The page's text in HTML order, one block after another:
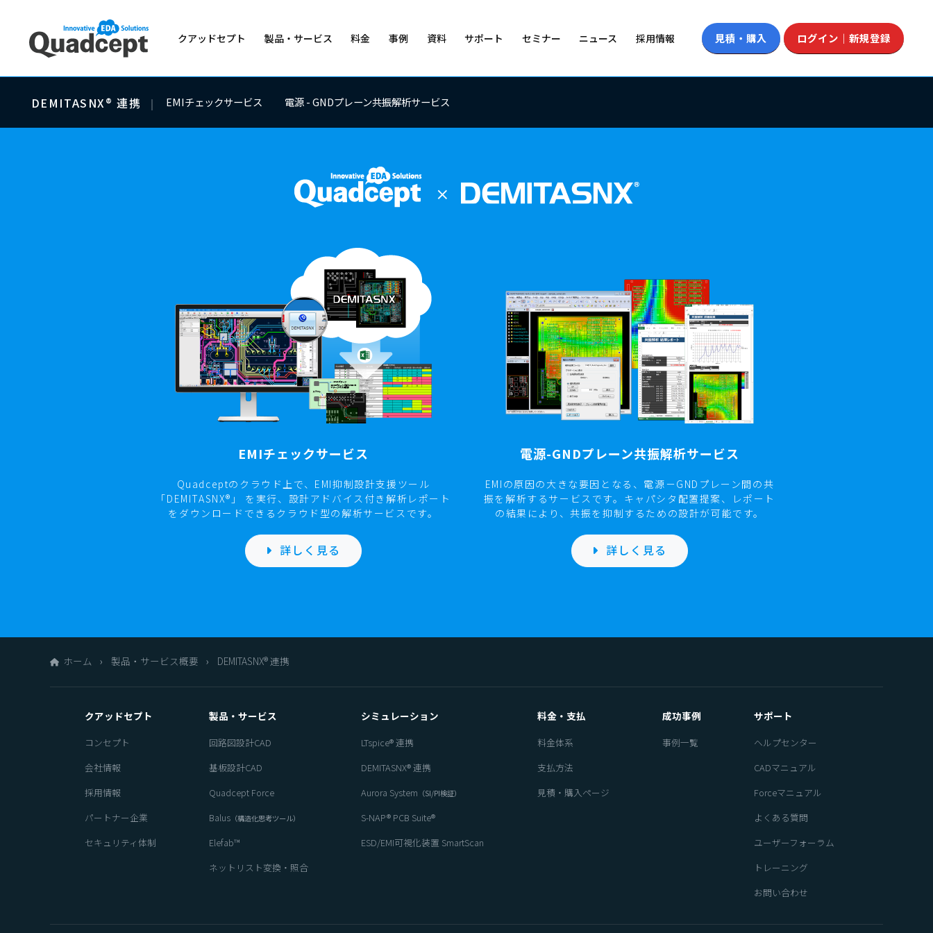
クアッドセプト
Company
クラウド電子CAD「Quadcept」 の開発企業情報
コンセプト 会社概要 採用情報 パートナー 紹介キャンペーン
製品・サービス
[ 電子CADソフト ]
Quadcept Force（ 部品・部品表・設計図面をクラウドで一元管理 ） Balus：構造化思考へのコラボレーションツール
Elefab™（設計・製造・実装）
ネットリストの変換・照合
[ シミュレーションサービス / 測定機 ]
LTspice®連携
Aurora System（SI/PI検証）
S-NAP® PCB Suite®
ESD/EMI可視化装置 SmartScan
料金
Price
CADのライセンスの価格表・割引制度、およびお支払い方法
料金体系 購入・支払方法 トレーニング 各種支援サービス
事例 資料 サポート
ヘルプセンター
CADマニュアル
セミナー ニュース 採用情報 見積・購入 ログイン｜新規登録
DEMITASNX® 連携 EMIチェックサービス 電源 - GNDプレーン共振解析サービス
EMIチェックサービス
Quadceptのクラウド上で、EMI抑制設計支援ツール
「DEMITASNX®」 を実行、設計アドバイス付き解析レポート
をダウンロードできるクラウド型の解析サービスです。
詳しく見る
電源-GNDプレーン共振解析サービス
EMIの原因の大きな要因となる、電源－GNDプレーン間の共
振を解析するサービスです。キャパシタ配置提案、レポート
の結果により、共振を抑制するための設計が可能です。
詳しく見る
ホーム 製品・サービス概要 DEMITASNX® 連携
クアッドセプト
コンセプト
会社情報
採用情報
パートナー企業
セキュリティ体制
製品・サービス
回路図設計CAD
基板設計CAD
Quadcept Force
Balus （構造化思考ツール）
Elefab™
ネットリスト変換・照合
シミュレーション
LTspice® 連携
DEMITASNX® 連携
Aurora System （SI/PI検証）
S-NAP® PCB Suite®
ESD/EMI可視化装置 SmartScan
料金・支払
料金体系
支払方法
見積・購入ページ
成功事例
事例一覧
サポート
ヘルプセンター
CADマニュアル
Forceマニュアル
よくある質問
ユーザーフォーラム
トレーニング
お問い合わせ